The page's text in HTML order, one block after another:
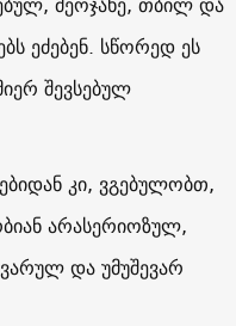
ეძებენ. სწორედ ეს
შევსებულ
კი, ვგებულობთ,
არასერიოზულ,
და უმუშევარ